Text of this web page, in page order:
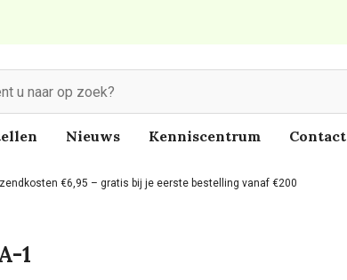
Nieuws Kenniscentrum Contact
€6,95 – gratis bij je eerste bestelling vanaf €200
1